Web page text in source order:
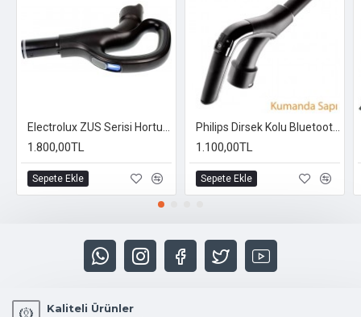
1.800,00TL
Sepete Ekle
1.100,00TL
Sepete Ekle
Kaliteli Ürünler